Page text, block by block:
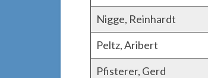
Nigge, Reinhardt
Peltz, Aribert
Pfisterer, Gerd